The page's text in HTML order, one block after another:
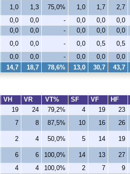
VH VR VT% SF VF HF
19 24 79,2% 4 19 23
7 8 87,5% 10 16 26
2 4 50,0% 5 14 19
6 6 100,0% 14 13 27
4 4 100,0% 2 7 9
1,0 1,3 75,0% 1,0 1,7 2,7
0,0 0,0 - 0,0 0,0 0,0
0,0 0,0 - 0,0 0,0 0,0
0,0 0,0 - 0,0 0,5 0,5
0,0 0,0 - 0,0 0,0 0,0
14,7 18,7 78,6% 13,0 30,7 43,7